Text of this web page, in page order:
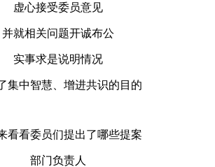
虚心接受委员意见
并就相关问题开诚布公
实事求是说明情况
集中智慧、增进共识的目的
看看委员们提出了哪些提案
部门负责人